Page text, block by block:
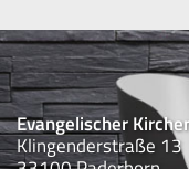
Evangelischer
Klingenderstraße 13